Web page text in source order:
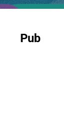
Pub